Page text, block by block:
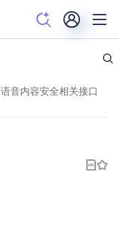
语音内容安全相关接口